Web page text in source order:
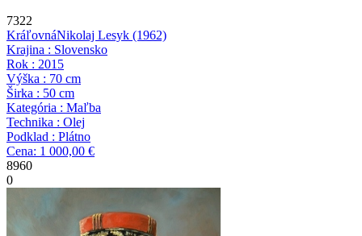
7322
KráľovnáNikolaj Lesyk (1962)
Krajina : Slovensko
Rok : 2015
Výška : 70 cm
Širka : 50 cm
Kategória : Maľba
Technika : Olej
Podklad : Plátno
Cena: 1 000,00 €
8960
0